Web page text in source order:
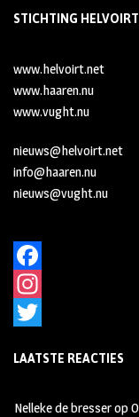
STICHTING
www.helvoirt.net
www.haaren.nu
www.vught.nu
nieuws@helvoirt.net
info@haaren.nu
nieuws@vught.nu
F
a
e
s
w
LAATSTE REACTIES
Nelleke de bresserop